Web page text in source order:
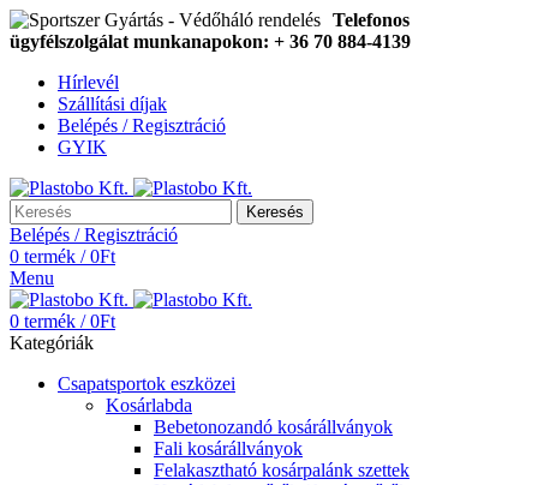
Telefonos
ügyfélszolgálat munkanapokon: + 36 70 884-4139
Hírlevél
Szállítási díjak
Belépés / Regisztráció
GYIK
Keresés
Belépés / Regisztráció
0 termék / 0Ft
Menu
0 termék / 0Ft
Kategóriák
Csapatsportok eszközei
Kosárlabda
Bebetonozandó kosárállványok
Fali kosárállványok
Felakasztható kosárpalánk szettek